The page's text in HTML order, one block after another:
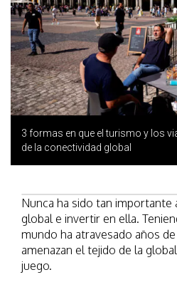
3 formas en que el turismo y los
de la conectividad global
Nunca ha sido tan importante
global e invertir en ella.
mundo ha atravesado años
amenazan el tejido de la
juego.